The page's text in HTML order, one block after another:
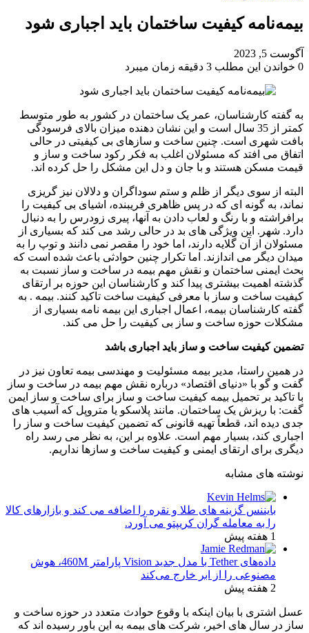
بیمه‌نامه کیفیت ساختمان باید اجباری شود
آگوست 5, 2023
0 خواندن این مطلب 3 دقیقه زمان میبرد
به گفته کارشناسان، عمر یک ساختمان در کشور به طور متوسط ​​
کمتر از 35 سال است و این نشان دهنده میزان بالای فرسودگی
بافت شهری است. چنین ساخت و سازهای بی کیفیتی در حالی
اتفاق می افتد که مسئولان اغلب به فکر رکود ساخت و ساز و
قیمت مسکن هستند و با جان و دل این مشکل را حل کرده اند.
البته از سوی دیگر از ظلم و ستم سوداگران و دلالان نیز گریزی
نماند، به گونه ای که در پس ظاهری فریبنده، اشیای بی کیفیت را
برافراشته و با رنگ و لعاب دادن به آنها، پیری زودرس را به دنبال
دارد. شهر. این ویژگی های بد در حالی رشد می کند که بسیاری از
مسئولان از آن گلایه دارند، اما خود را مقصر نمی دانند و توپ را به
میدان دیگر می اندازند. اما تکرار چنین حوادثی باعث شده است که
بحث ایمنی ساختمان و نقش مهم بیمه در ساخت و ساز نسبت به
گذشته اهمیت بیشتری پیدا کند و کارشناسان این حوزه بر ارتقای
کیفیت ساخت و ساز با معرفی کیفیت ساخت تاکید کنند. بیمه . به
گفته کارشناسان بیمه، اعمال اجباری این بیمه نامه بسیاری از
مشکلات حوزه ساخت و ساز بی کیفیت را حل می کند.
تضمین کیفیت ساخت و ساز باید اجباری باشد
در همین راستا، مدیر بیمه مسئولیت و مهندسی بیمه تعاون نیز در
گفت و گو با «دنیای اقتصاد» درباره نقش مهم بیمه در ساخت و ساز
با تاکید بر تحمیل بیمه کیفیت ساخت و ساز برای ساخت و ساز ایمن
گفت: با ریزش یک ساختمان. مانند پلاسکو یا متروپل که آسیب های
جدی دیده اند، قطعاً تهیه قانونی که تضمین کیفیت ساخت و ساز را
اجباری کند، بسیار مهم است. علاوه بر این، به نظر می رسد راه
دیگری برای ارتقای ایمنی و کیفیت ساخت و سازها نداریم.
نوشته های مشابه
بایننس گزینه های طلا و نقره را اضافه می کند و بازارهای کالا
را به معامله گران کریپتو می آورد.
1 هفته پیش
داده‌های Tether با مدل جدید Vision پارامتر 460M، هوش
مصنوعی را از ابر خارج می‌کند
2 هفته پیش
عسل اشتری با بیان اینکه با وقوع حوادث متعدد در حوزه ساخت و
ساز در سال های اخیر، شرکت های بیمه به این باور رسیده اند که